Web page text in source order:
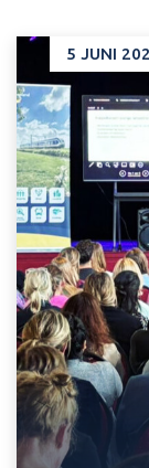
5 JUNI